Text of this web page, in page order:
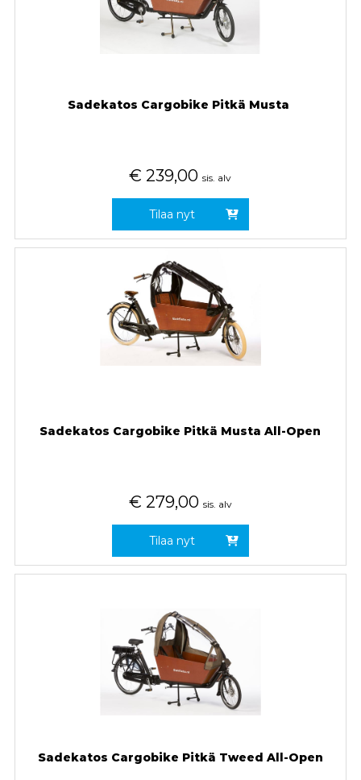
Sadekatos Cargobike Pitkä Musta
€ 239,00 sis. alv
Tilaa nyt
Sadekatos Cargobike Pitkä Musta All-Open
€ 279,00 sis. alv
Tilaa nyt
Sadekatos Cargobike Pitkä Tweed All-Open